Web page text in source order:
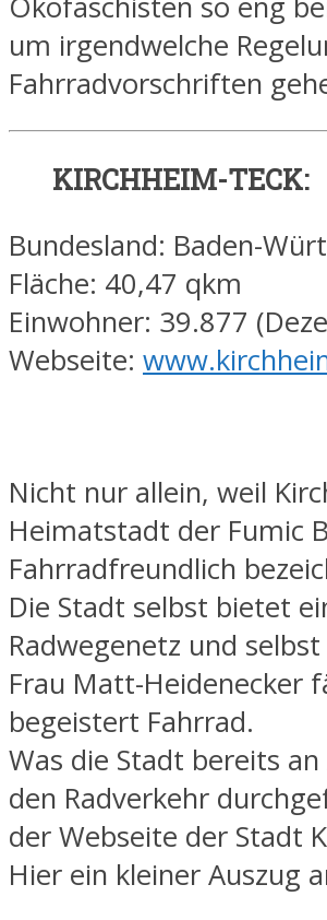
um irgendwelche
Fahrradvorschriften
KIRCHHEIM-TECK:
Bundesland: Baden-
Fläche: 40,47 qkm
Einwohner: 39.877
Webseite:
Nicht nur allein, weil
Heimatstadt der Fumic
Fahrradfreundlich
Die Stadt selbst bietet
Radwegenetz und
Frau Matt-Heidenecker
begeistert Fahrrad.
Was die Stadt bereits
den Radverkehr
der Webseite der Stadt
Hier ein kleiner Auszug